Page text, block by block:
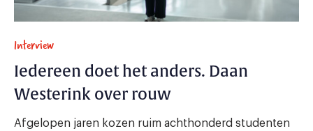
Interview
Iedereen doet het anders. Daan
Westerink over rouw
Afgelopen jaren kozen ruim achthonderd studenten